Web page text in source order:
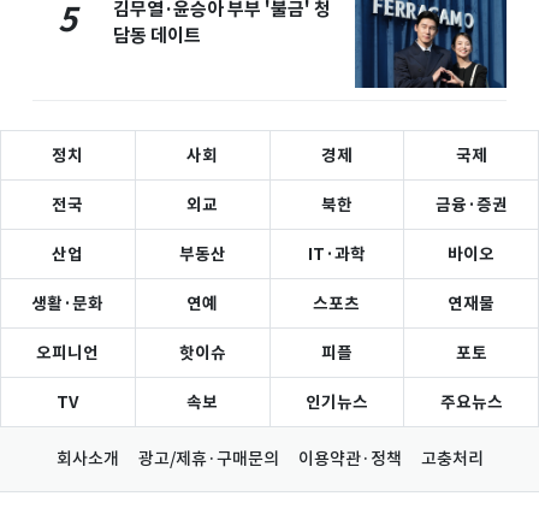
5
김무열·윤승아 부부 '불금' 청
담동 데이트
정치 사회 경제 국제
전국 외교 북한 금융·증권
산업 부동산 IT·과학 바이오
생활·문화 연예 스포츠 연재물
오피니언 핫이슈 피플 포토
TV 속보 인기뉴스 주요뉴스
회사소개 광고/제휴·구매문의 이용약관·정책 고충처리